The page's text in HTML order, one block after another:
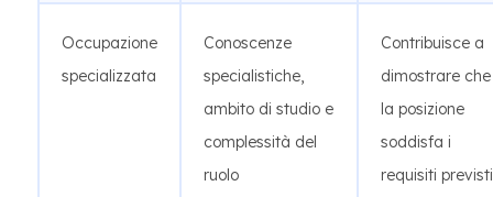
Occupazione
specializzata
Conoscenze
specialistiche,
ambito di studio e
complessità del
ruolo
Contribuisce a
dimostrare che
la posizione
soddisfa i
requisiti previsti